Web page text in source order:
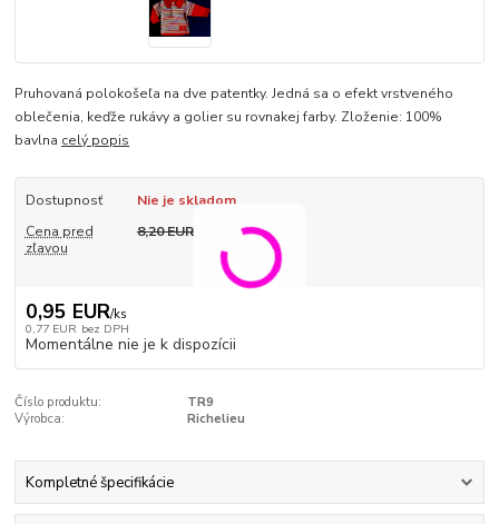
Pruhovaná polokošeľa na dve patentky. Jedná sa o efekt vrstveného
oblečenia, keďže rukávy a golier su rovnakej farby. Zloženie: 100%
bavlna celý popis
Dostupnosť
Nie je skladom
Cena pred
zľavou
8,20 EUR
0,95 EUR/ks
0,77 EUR bez DPH
Momentálne nie je k dispozícii
Číslo produktu:
TR9
Výrobca:
Richelieu
Kompletné špecifikácie